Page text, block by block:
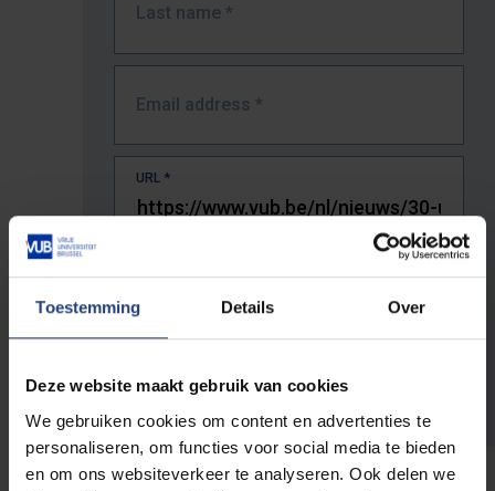
Toestemming Details Over
Deze website maakt gebruik van cookies
We gebruiken cookies om content en advertenties te
personaliseren, om functies voor social media te bieden
en om ons websiteverkeer te analyseren. Ook delen we
Last name *
Email address *
URL *
The full URL of the page where you encountered the error.